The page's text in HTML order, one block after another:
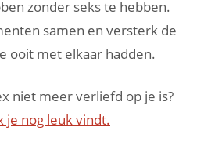
zonder seks te hebben.
samen en versterk de
ooit met elkaar hadden.
niet meer verliefd op je is?
je nog leuk vindt.